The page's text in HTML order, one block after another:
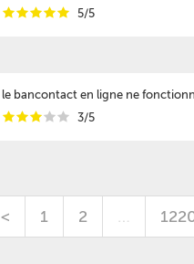
iiiii 5/5
le bancontact en ligne ne
iiiii 3/5
< 1 2 …